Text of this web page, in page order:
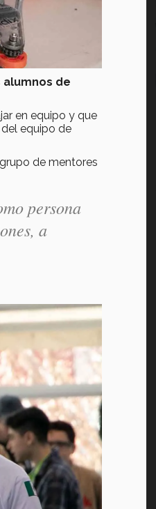
de
en equipo y que
equipo de
de mentores
persona
a